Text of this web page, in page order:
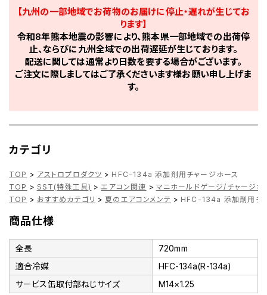
【九州の一部地域でお荷物のお届けに停止・遅れが生じてお
ります】
令和8年熊本地震の影響により、熊本県一部地域での出荷停
止、ならびに九州全域での出荷遅延が生じております。
配送に関しては通常より日数を要する場合がございます。
ご注文に際しましてはご了承くださいます様お願い申し上げま
す。
カテゴリ
TOP > アストロプロダクツ > HFC-134a 添加剤用チャージホース
TOP > SST(特殊工具) > エアコン関連 > マニホールドゲージ/チャージホ
TOP > おすすめカテゴリ > 夏のエアコンメンテ > HFC-134a 添加剤用チ
商品仕様
全長
720mm
適合冷媒
HFC-134a(R-134a)
サービス缶取付部ねじサイズ
M14×1.25